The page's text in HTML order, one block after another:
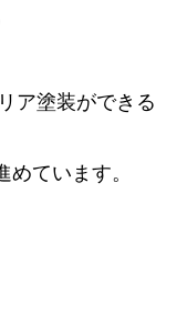
ア塗装ができる
ています。